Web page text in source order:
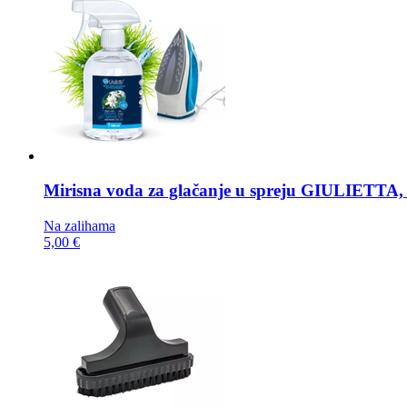
Mirisna voda za glačanje u spreju GIULIETTA,
Na zalihama
5,00 €